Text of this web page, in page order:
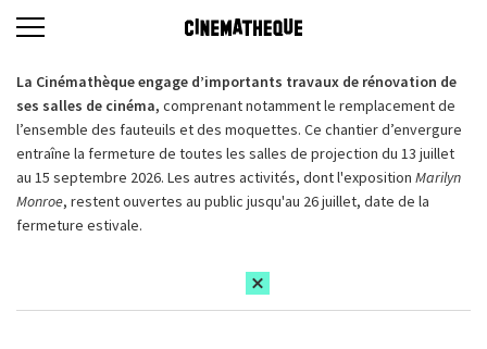
La Cinémathèque engage d’importants travaux de rénovation de
ses salles de cinéma, comprenant notamment le remplacement de
l’ensemble des fauteuils et des moquettes. Ce chantier d’envergure
entraîne la fermeture de toutes les salles de projection du 13 juillet
au 15 septembre 2026. Les autres activités, dont l'exposition Marilyn
Monroe, restent ouvertes au public jusqu'au 26 juillet, date de la
fermeture estivale.